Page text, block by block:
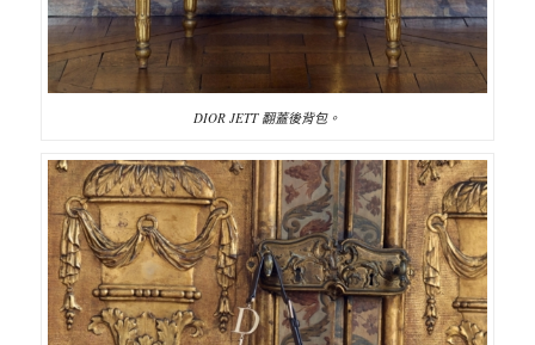
DIOR JETT 翻蓋後背包。